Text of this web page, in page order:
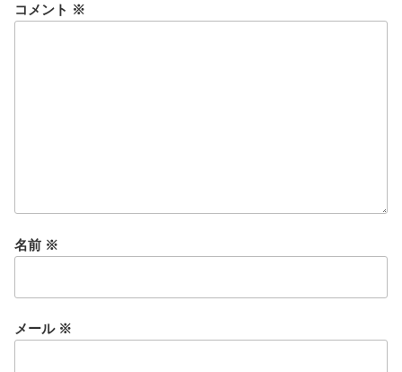
コメント ※
名前 ※
メール ※